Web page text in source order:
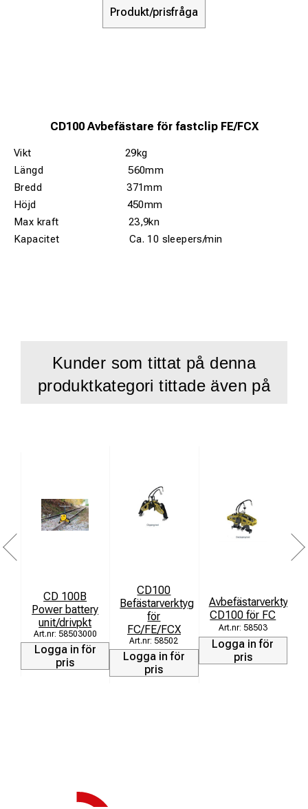
Produkt/prisfråga
CD100 Avbefästare för fastclip FE/FCX
Vikt 29kg
Längd 560mm
Bredd 371mm
Höjd 450mm
Max kraft 23,9kn
Kapacitet Ca. 10 sleepers/min
Kunder som tittat på denna
produktkategori tittade även på
CD 100B
Power battery
unit/drivpkt
58503000
Logga in för
pris
CD100
Befästarverktyg
för
FC/FE/FCX
58502
Logga in för
pris
Avbefästarverktyg
CD100 för FC
58503
Logga in för
pris